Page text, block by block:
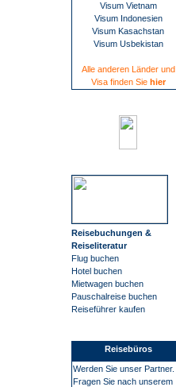
Visum Vietnam
Visum Indonesien
Visum Kasachstan
Visum Usbekistan
Alle anderen Länder und
Visa finden Siehier
Reisebuchungen &
Reiseliteratur
Flug buchen
Hotel buchen
Mietwagen buchen
Pauschalreise buchen
Reiseführer kaufen
Reisebüros
Werden Sie unser Partner.
Fragen Sie nach unserem